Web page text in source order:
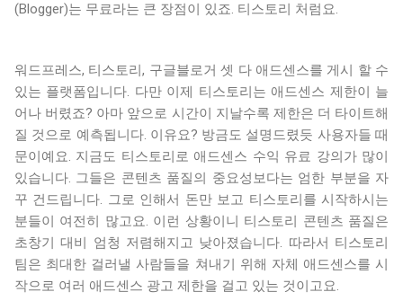
(Blogger)는 무료라는 큰 장점이 있죠. 티스토리 처럼요.
워드프레스, 티스토리, 구글블로거 셋 다 애드센스를 게시 할 수
있는 플랫폼입니다. 다만 이제 티스토리는 애드센스 제한이 늘
어나 버렸죠? 아마 앞으로 시간이 지날수록 제한은 더 타이트해
질 것으로 예측됩니다. 이유요? 방금도 설명드렸듯 사용자들 때
문이예요. 지금도 티스토리로 애드센스 수익 유료 강의가 많이
있습니다. 그들은 콘텐츠 품질의 중요성보다는 엄한 부분을 자
꾸 건드립니다. 그로 인해서 돈만 보고 티스토리를 시작하시는
분들이 여전히 많고요. 이런 상황이니 티스토리 콘텐츠 품질은
초창기 대비 엄청 저렴해지고 낮아졌습니다. 따라서 티스토리
팀은 최대한 걸러낼 사람들을 쳐내기 위해 자체 애드센스를 시
작으로 여러 애드센스 광고 제한을 걸고 있는 것이고요.